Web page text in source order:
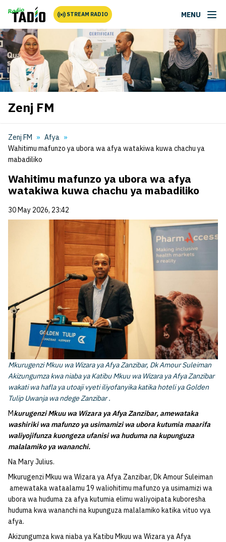
STREAM RADIO MENU
Zenj FM
Zenj FM
Afya
Wahitimu mafunzo ya ubora wa afya watakiwa kuwa chachu ya
mabadiliko
Wahitimu mafunzo ya ubora wa afya
watakiwa kuwa chachu ya mabadiliko
30 May 2026, 23:42
Mkurugenzi Mkuu wa Wizara ya Afya Zanzibar, Dk Amour Suleiman
Akizungumza kwa niaba ya Katibu Mkuu wa Wizara ya Afya Zanzibar
wakati wa hafla ya utoaji vyeti iliyofanyika katika hoteli ya Golden
Tulip Uwanja wa ndege Zanzibar .
Mkurugenzi Mkuu wa Wizara ya Afya Zanzibar, amewataka
washiriki wa mafunzo ya usimamizi wa ubora kutumia maarifa
waliyojifunza kuongeza ufanisi wa huduma na kupunguza
malalamiko ya wananchi.
Na Mary Julius.
Mkurugenzi Mkuu wa Wizara ya Afya Zanzibar, Dk Amour Suleiman
amewataka wataalamu 19 waliohitimu mafunzo ya usimamizi wa
ubora wa huduma za afya kutumia elimu waliyoipata kuboresha
huduma kwa wananchi na kupunguza malalamiko katika vituo vya
afya.
Akizungumza kwa niaba ya Katibu Mkuu wa Wizara ya Afya